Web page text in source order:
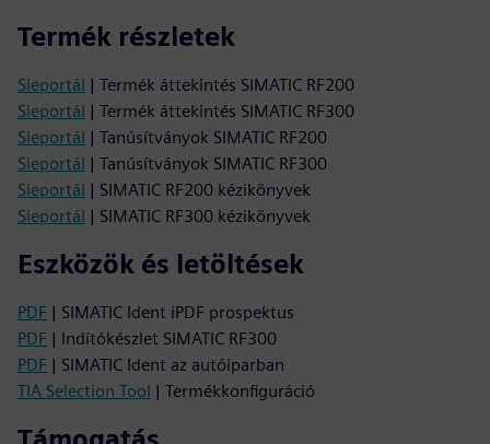
Termék részletek
Sieportál | Termék áttekintés SIMATIC RF200
Sieportál | Termék áttekintés SIMATIC RF300
Sieportál | Tanúsítványok SIMATIC RF200
Sieportál | Tanúsítványok SIMATIC RF300
Sieportál | SIMATIC RF200 kézikönyvek
Sieportál | SIMATIC RF300 kézikönyvek
Eszközök és letöltések
PDF | SIMATIC Ident iPDF prospektus
PDF | Indítókészlet SIMATIC RF300
PDF | SIMATIC Ident az autóiparban
TIA Selection Tool | Termékkonfiguráció